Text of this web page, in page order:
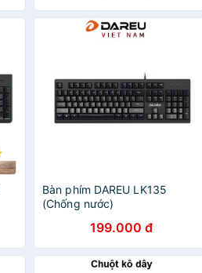
Bàn phím DAREU LK135
(Chống nước)
199.000 đ